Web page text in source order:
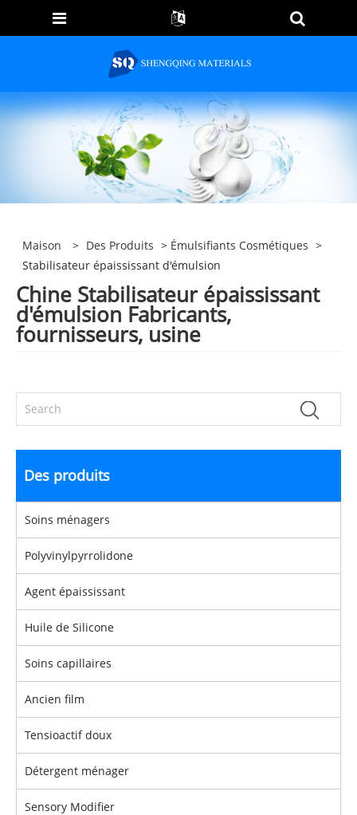
Maison > Des Produits > Émulsifiants Cosmétiques >
Stabilisateur épaississant d'émulsion
Chine Stabilisateur épaississant
d'émulsion Fabricants,
fournisseurs, usine
Des produits
Soins ménagers
Polyvinylpyrrolidone
Agent épaississant
Huile de Silicone
Soins capillaires
Ancien film
Tensioactif doux
Détergent ménager
Sensory Modifier